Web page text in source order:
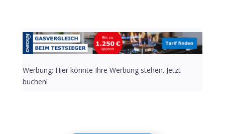
Werbung: Hier könnte Ihre Werbung stehen. Jetzt
buchen!